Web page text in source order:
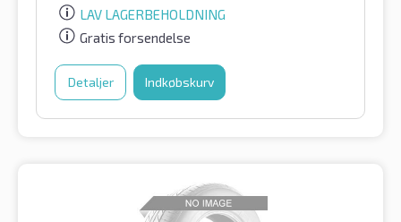
LAV LAGERBEHOLDNING
Gratis forsendelse
Detaljer Indkøbskurv